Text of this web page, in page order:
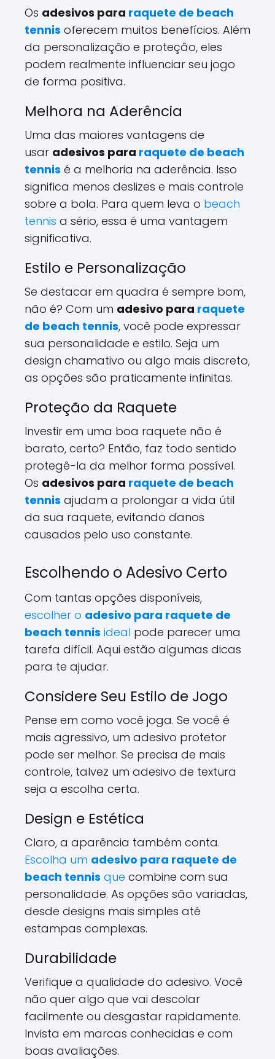
Os adesivos para raquete de beach
tennis oferecem muitos benefícios. Além
da personalização e proteção, eles
podem realmente influenciar seu jogo
de forma positiva.
Melhora na Aderência
Uma das maiores vantagens de
usar adesivos para raquete de beach
tennis é a melhoria na aderência. Isso
significa menos deslizes e mais controle
sobre a bola. Para quem leva o beach
tennis a sério, essa é uma vantagem
significativa.
Estilo e Personalização
Se destacar em quadra é sempre bom,
não é? Com um adesivo para raquete
de beach tennis, você pode expressar
sua personalidade e estilo. Seja um
design chamativo ou algo mais discreto,
as opções são praticamente infinitas.
Proteção da Raquete
Investir em uma boa raquete não é
barato, certo? Então, faz todo sentido
protegê-la da melhor forma possível.
Os adesivos para raquete de beach
tennis ajudam a prolongar a vida útil
da sua raquete, evitando danos
causados pelo uso constante.
Escolhendo o Adesivo Certo
Com tantas opções disponíveis,
escolher o adesivo para raquete de
beach tennis ideal pode parecer uma
tarefa difícil. Aqui estão algumas dicas
para te ajudar.
Considere Seu Estilo de Jogo
Pense em como você joga. Se você é
mais agressivo, um adesivo protetor
pode ser melhor. Se precisa de mais
controle, talvez um adesivo de textura
seja a escolha certa.
Design e Estética
Claro, a aparência também conta.
Escolha um adesivo para raquete de
beach tennis que combine com sua
personalidade. As opções são variadas,
desde designs mais simples até
estampas complexas.
Durabilidade
Verifique a qualidade do adesivo. Você
não quer algo que vai descolar
facilmente ou desgastar rapidamente.
Invista em marcas conhecidas e com
boas avaliações.